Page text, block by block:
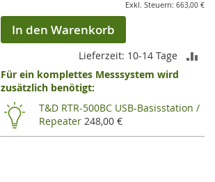
663,00 €
In den Warenkorb
Lieferzeit: 10-14 Tage
Für ein komplettes Messsystem wird
zusätzlich benötigt:
T&D RTR-500BC USB-Basisstation /
Repeater 248,00 €